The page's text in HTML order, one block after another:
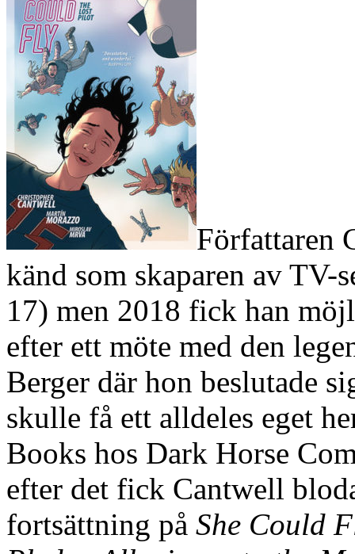
Författaren
känd som skaparen av TV-
17) men 2018 fick han
efter ett möte med den
Berger där hon beslutade
skulle få ett alldeles eget
Books hos Dark Horse
efter det fick Cantwell
fortsättning på She Could